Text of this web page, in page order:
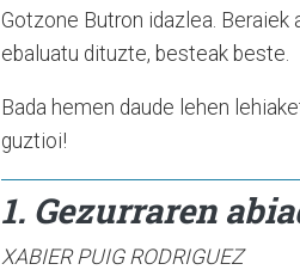
Gotzone Butron idazlea.
ebaluatu dituzte, besteak beste.
Bada hemen daude lehen
guztioi!
1. Gezurraren
XABIER PUIG RODRIGUEZ